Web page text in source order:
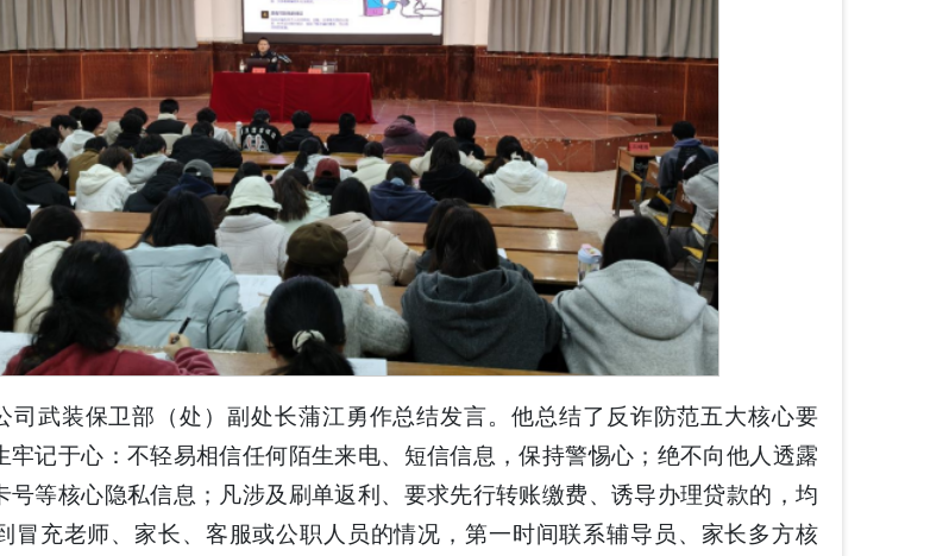
司武装保卫部（处）副处长蒲江勇作总结发言。他总结了反诈防范五大核心要
牢记于心：不轻易相信任何陌生来电、短信信息，保持警惕心；绝不向他人透露
号等核心隐私信息；凡涉及刷单返利、要求先行转账缴费、诱导办理贷款的，均
冒充老师、家长、客服或公职人员的情况，第一时间联系辅导员、家长多方核